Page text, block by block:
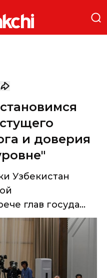
и доверия
Узбекистан
глав госуда...